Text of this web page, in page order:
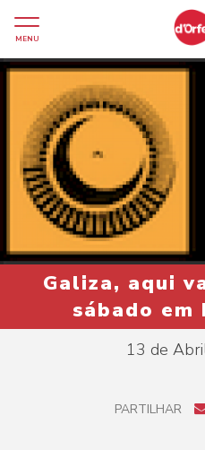
MENU
Galiza, aqui
sábado em
13 de
PARTILHAR